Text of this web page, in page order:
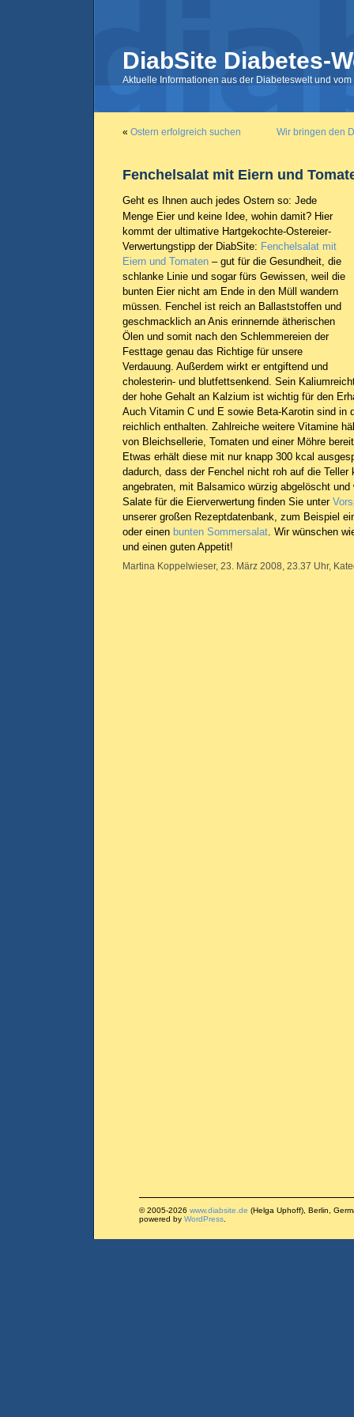
DiabSite Diabetes-
Aktuelle Informationen aus der Diabeteswelt und
« Ostern erfolgreich suchen Wir bringen den
Fenchelsalat mit Eiern und
Geht es Ihnen auch jedes Ostern so: Jede
Menge Eier und keine Idee, wohin damit? Hier
kommt der ultimative Hartgekochte-Ostereier-
Verwertungstipp der DiabSite: Fenchelsalat mit
Eiern und Tomaten – gut für die Gesundheit, die
schlanke Linie und sogar fürs Gewissen, weil die
bunten Eier nicht am Ende in den Müll wandern
müssen. Fenchel ist reich an Ballaststoffen und
geschmacklich an Anis erinnernde ätherischen
Ölen und somit nach den Schlemmereien der
Festtage genau das Richtige für unsere
Verdauung. Außerdem wirkt er entgiftend und
cholesterin- und blutfettsenkend. Sein
der hohe Gehalt an Kalzium ist wichtig für den
Auch Vitamin C und E sowie Beta-Karotin sind in
reichlich enthalten. Zahlreiche weitere Vitamine
von Bleichsellerie, Tomaten und einer Möhre
Etwas erhält diese mit nur knapp 300 kcal
dadurch, dass der Fenchel nicht roh auf die Teller
angebraten, mit Balsamico würzig abgelöscht
Salate für die Eierverwertung finden Sie unter
unserer großen Rezeptdatenbank, zum Beispiel
oder einen bunten Sommersalat. Wir wünschen
und einen guten Appetit!
Martina Koppelwieser, 23. März 2008, 23.37 Uhr,
© 2005-2026 www.diabsite.de (Helga Uphoff), Berlin,
powered by WordPress.